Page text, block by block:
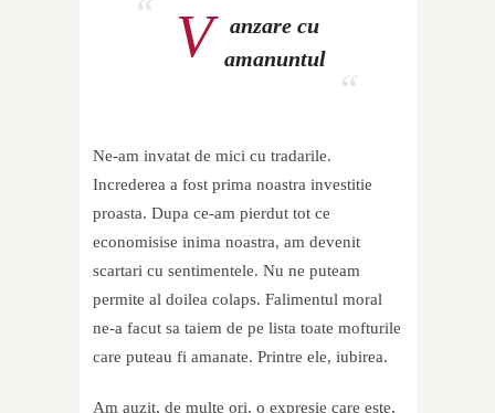
V
anzare cu
amanuntul
Ne-am invatat de mici cu tradarile.
Increderea a fost prima noastra investitie
proasta. Dupa ce-am pierdut tot ce
economisise inima noastra, am devenit
scartari cu sentimentele. Nu ne puteam
permite al doilea colaps. Falimentul moral
ne-a facut sa taiem de pe lista toate mofturile
care puteau fi amanate. Printre ele, iubirea.
Am auzit, de multe ori, o expresie care este,